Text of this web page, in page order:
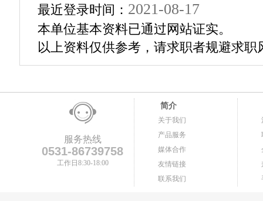
最近登录时间： 2021-08-17
本单位基本资料已通过网站证实。
以上资料仅供参考，请求职者规避求职
服务热线
0531-86739758
工作日8:30-18:00
简介
关于我们
产品服务
媒体合作
友情链接
联系我们